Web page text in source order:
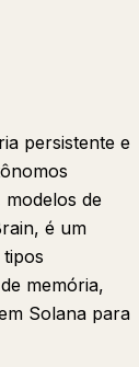
persistente e
de
é um
memória,
Solana para